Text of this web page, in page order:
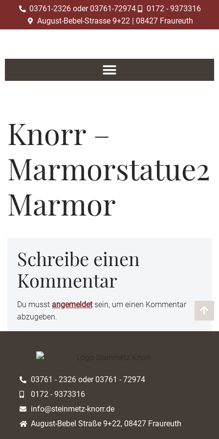
03761-2326 oder 03761-72974
0172 - 9373316
August-Bebel-Strasse 9+22 | 08427 Fraureuth
Knorr –
Marmorstatue2
Marmor
Schreibe einen
Kommentar
Du musst angemeldetsein, um einen Kommentar
abzugeben.
03761 - 2326 oder 03761 - 72974
0172 - 9373316
info@steinmetz-knorr.de
August-Bebel Straße 9+22, 08427 Fraureuth